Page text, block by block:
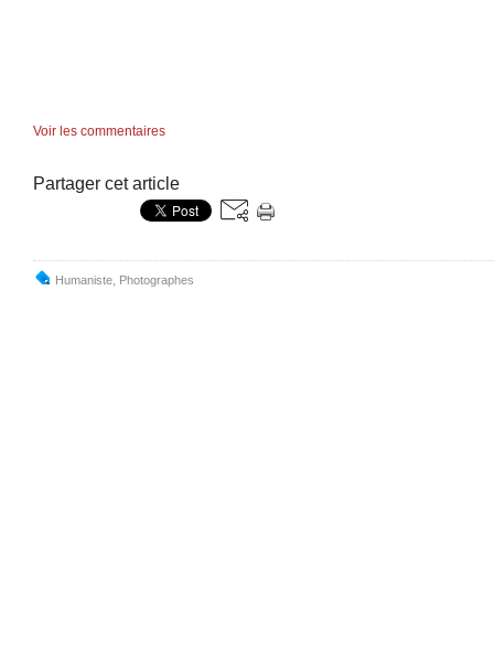
Voir les commentaires
Partager cet article
Humaniste Photographes